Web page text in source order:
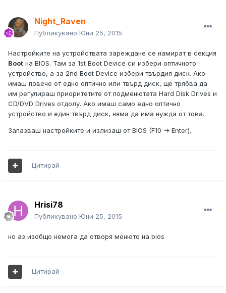
Night_Raven
Публикувано Юни 25, 2015
Настройките на устройствата зареждане се намират в секция
Boot на BIOS. Там за 1st Boot Device си избери оптичното
устройство, а за 2nd Boot Device избери твърдия диск. Ако
имаш повече от едно оптично или твърд диск, ще трябва да
им регулираш приоритетите от подменютата Hard Disk Drives и
CD/DVD Drives отдолу. Ако имаш само едно оптично
устройство и един твърд диск, няма да има нужда от това.
Запазваш настройките и излизаш от BIOS (F10 -> Enter).
Цитирай
Hrisi78
Публикувано Юни 25, 2015
но аз изобщо немога да отворя менюто на bios
Цитирай